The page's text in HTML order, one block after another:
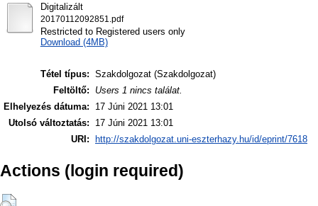
Digitalizált
20170112092851.pdf
Restricted to Registered users only
Download (4MB)
Tétel típus: Szakdolgozat (Szakdolgozat)
Feltöltő:
Users 1 nincs találat.
Elhelyezés dátuma:
17 Júni 2021 13:01
Utolsó változtatás:
17 Júni 2021 13:01
URI:
http://szakdolgozat.uni-eszterhazy.hu/id/eprint/7618
Actions (login required)